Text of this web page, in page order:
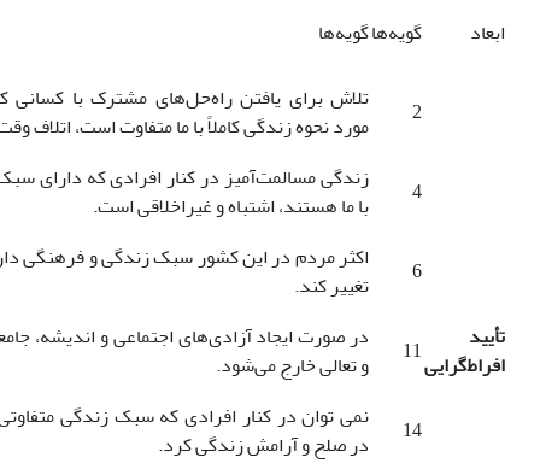
ابعاد
گویه‌هاگویه‌ها
تأیید
افراط‌گرایی
2
تلاش برای یافتن راه‌حل‌های مشترک با کسانی
مورد نحوه زندگی کاملاً با ما متفاوت است، اتلاف
4
زندگی مسالمت‌آمیز در کنار افرادی که دارای
با ما هستند، اشتباه و غیراخلاقی است.
6
اکثر مردم در این کشور سبک زندگی و فرهنگی
تغییر کند.
11
در صورت ایجاد آزادی‌های اجتماعی و اندیشه،
و تعالی خارج می‌شود.
14
نمی توان در کنار افرادی که سبک زندگی
در صلح و آرامش زندگی کرد.